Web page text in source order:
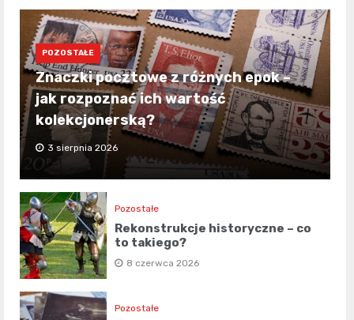
POZOSTAŁE
Znaczki pocztowe z różnych epok –
jak rozpoznać ich wartość
kolekcjonerską?
3 sierpnia 2026
Pozostałe
Rekonstrukcje historyczne – co
to takiego?
8 czerwca 2026
Pozostałe